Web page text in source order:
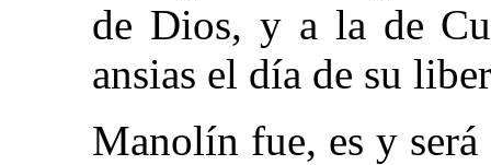
de Dios, y a la de
ansias el día de su
Manolín fue, es y